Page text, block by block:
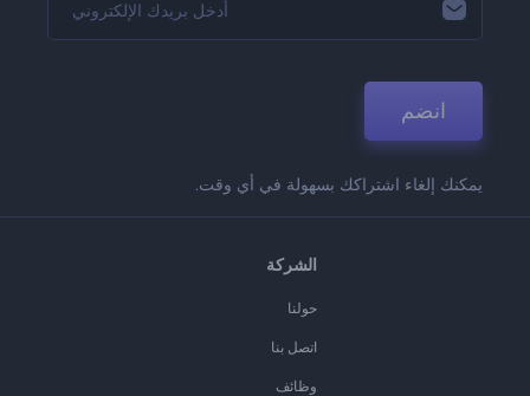
انضم
يمكنك إلغاء اشتراكك بسهولة في أي وقت.
الشركة
حولنا
اتصل بنا
وظائف